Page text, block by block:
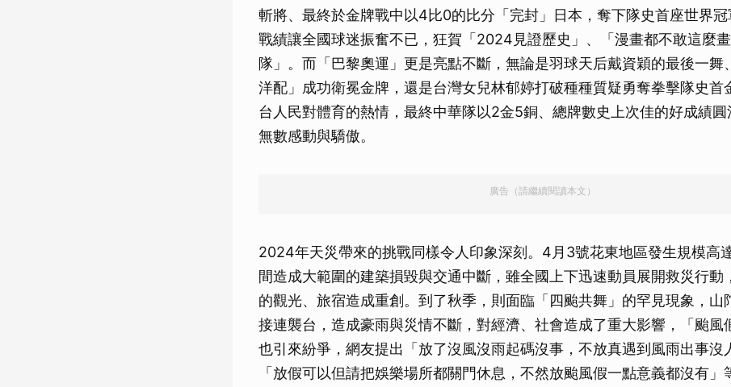
斬將、最終於金牌戰中以4比0的比分「完封」日本，奪下隊史首座世界
戰績讓全國球迷振奮不已，狂賀「2024見證歷史」、「漫畫都不敢這麼
隊」。而「巴黎奧運」更是亮點不斷，無論是羽球天后戴資穎的最後一舞
洋配」成功衛冕金牌，還是台灣女兒林郁婷打破種種質疑勇奪拳擊隊史首
台人民對體育的熱情，最終中華隊以2金5銅、總牌數史上次佳的好成績圓
無數感動與驕傲。
廣告（請繼續閱讀本文）
2024年天災帶來的挑戰同樣令人印象深刻。4月3號花東地區發生規模高
間造成大範圍的建築損毀與交通中斷，雖全國上下迅速動員展開救災行動
的觀光、旅宿造成重創。到了秋季，則面臨「四颱共舞」的罕見現象，山
接連襲台，造成豪雨與災情不斷，對經濟、社會造成了重大影響，「颱風
也引來紛爭，網友提出「放了沒風沒雨起碼沒事，不放真遇到風雨出事沒
「放假可以但請把娛樂場所都關門休息，不然放颱風假一點意義都沒有」